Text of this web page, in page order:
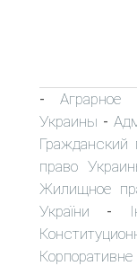
-Аграрное
Украины -
Гражданский
право
Жилищное
України -